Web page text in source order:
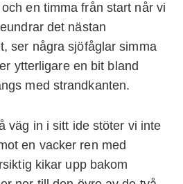
en timma från start når vi
det nästan
ser några sjöfåglar simma
ytterligare en bit bland
med strandkanten.
väg in i sitt ide stöter vi inte
en vacker ren med
kikar upp bakom